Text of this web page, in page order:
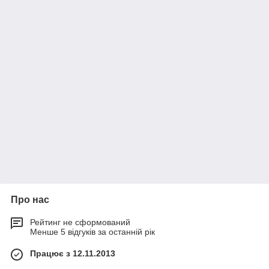
Про нас
Рейтинг не сформований
Менше 5 відгуків за останній рік
Працює з 12.11.2013